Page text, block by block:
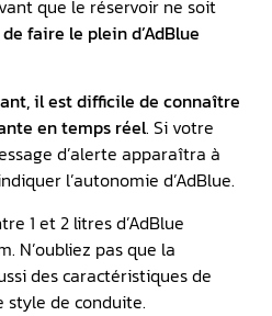
que le réservoir ne soit
faire le plein d’AdBlue
il est difficile de connaître
en temps réel. Si votre
d’alerte apparaîtra à
l’autonomie d’AdBlue.
1 et 2 litres d’AdBlue
N’oubliez pas que la
des caractéristiques de
de conduite.